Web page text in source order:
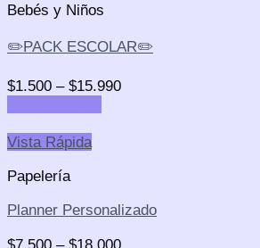
Bebés y Niños
✏️PACK ESCOLAR✏️
$1.500 – $15.990
Vista Rápida
Papelería
Planner Personalizado
$7.500 – $18.000